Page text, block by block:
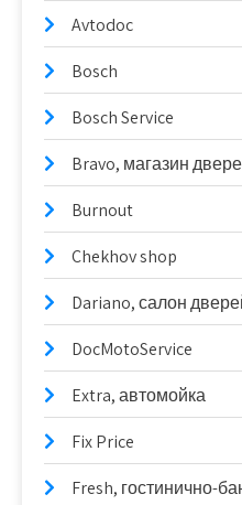
Avtodoc
Bosch
Bosch Service
Bravo, магазин
Burnout
Chekhov shop
Dariano, салон
DocMotoService
Extra, автомойка
Fix Price
Fresh, гостинично-